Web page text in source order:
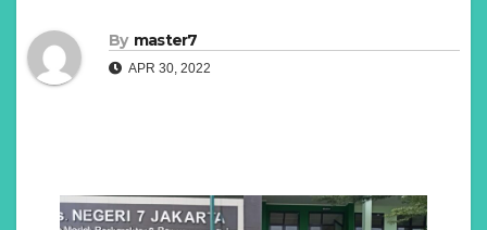
By master7
APR 30, 2022